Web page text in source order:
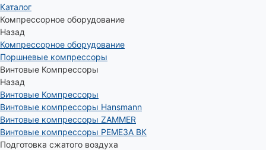
Каталог
Компрессорное оборудование
Назад
Компрессорное оборудование
Поршневые компрессоры
Винтовые Компрессоры
Назад
Винтовые Компрессоры
Винтовые компрессоры Hansmann
Винтовые компрессоры ZAMMER
Винтовые компрессоры РЕМЕЗА ВК
Подготовка сжатого воздуха